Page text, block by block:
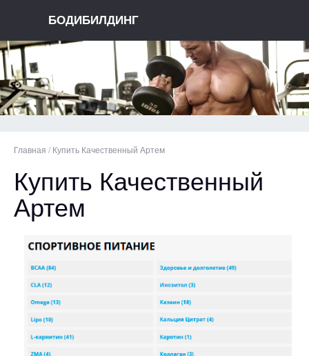
БОДИБИЛДИНГ
Главная / Купить Качественный Артем
Купить Качественный
Артем